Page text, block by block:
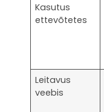
Kasutus
ettevõtetes
Leitavus
veebis